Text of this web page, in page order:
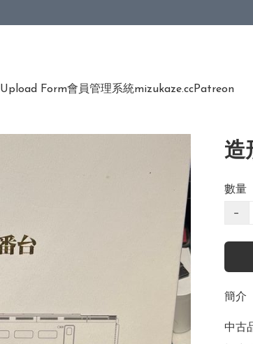
Form會員管理系統mizukaze.ccPatreon
造
數量
−
簡介
中古